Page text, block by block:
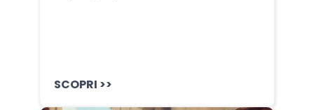
SCOPRI >>